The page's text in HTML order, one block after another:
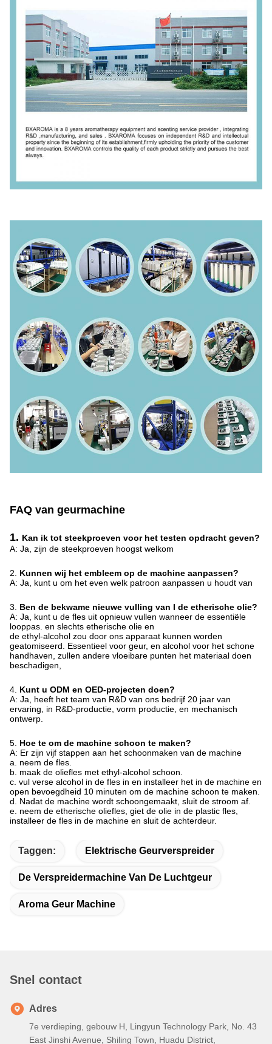
FAQ van geurmachine
1. Kan ik tot steekproeven voor het testen opdracht geven?
A: Ja, zijn de steekproeven hoogst welkom
2. Kunnen wij het embleem op de machine aanpassen?
A: Ja, kunt u om het even welk patroon aanpassen u houdt van
3. Ben de bekwame nieuwe vulling van I de etherische olie?
A: Ja, kunt u de fles uit opnieuw vullen wanneer de essentiële
looppas. en slechts etherische olie en
de ethyl-alcohol zou door ons apparaat kunnen worden
geatomiseerd. Essentieel voor geur, en alcohol voor het schone
handhaven, zullen andere vloeibare punten het materiaal doen
beschadigen,
4. Kunt u ODM en OED-projecten doen?
A: Ja, heeft het team van R&D van ons bedrijf 20 jaar van
ervaring, in R&D-productie, vorm productie, en mechanisch
ontwerp.
5. Hoe te om de machine schoon te maken?
A: Er zijn vijf stappen aan het schoonmaken van de machine
a. neem de fles.
b. maak de oliefles met ethyl-alcohol schoon.
c. vul verse alcohol in de fles in en installeer het in de machine en
open bevoegdheid 10 minuten om de machine schoon te maken.
d. Nadat de machine wordt schoongemaakt, sluit de stroom af.
e. neem de etherische oliefles, giet de olie in de plastic fles,
installeer de fles in de machine en sluit de achterdeur.
Taggen: Elektrische Geurverspreider
De Verspreidermachine Van De Luchtgeur
Aroma Geur Machine
Snel contact
Adres
7e verdieping, gebouw H, Lingyun Technology Park, No. 43
East Jinshi Avenue, Shiling Town, Huadu District,